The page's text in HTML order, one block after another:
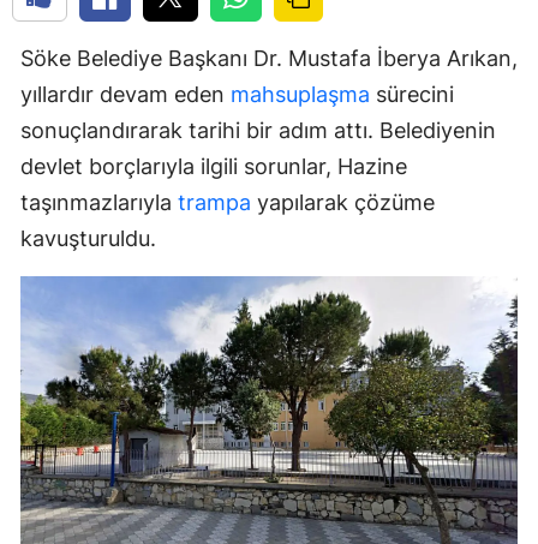
Söke Belediye Başkanı Dr. Mustafa İberya Arıkan,
yıllardır devam eden mahsuplaşma sürecini
sonuçlandırarak tarihi bir adım attı. Belediyenin
devlet borçlarıyla ilgili sorunlar, Hazine
taşınmazlarıyla trampa yapılarak çözüme
kavuşturuldu.